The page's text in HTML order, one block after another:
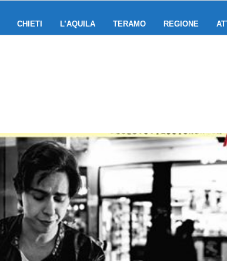
CHIETI L’AQUILA TERAMO REGIONE